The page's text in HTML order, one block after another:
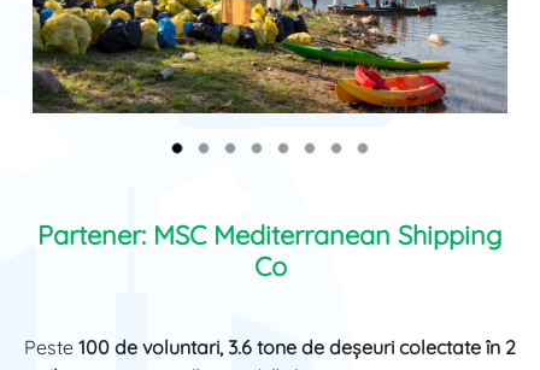
Partener: MSC Mediterranean Shipping
Co
Peste 100 de voluntari, 3.6 tone de deșeuri colectate în 2